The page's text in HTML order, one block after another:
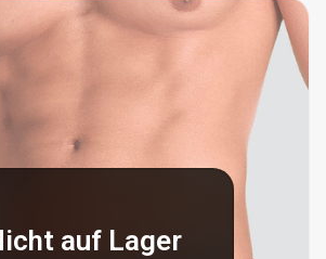
auf Lager